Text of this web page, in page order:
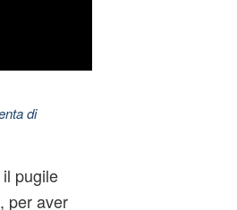
di
pugile
per aver